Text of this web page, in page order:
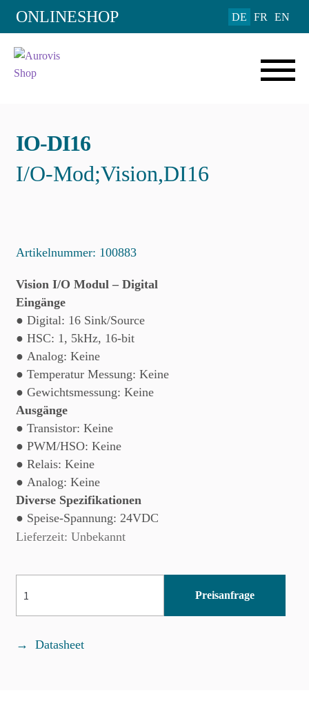
ONLINESHOP DE FR EN
IO-DI16
I/O-Mod;Vision,DI16
Add to Wishlist
Artikelnummer: 100883
Vision I/O Modul – Digital
Eingänge
● Digital: 16 Sink/Source
● HSC: 1, 5kHz, 16-bit
● Analog: Keine
● Temperatur Messung: Keine
● Gewichtsmessung: Keine
Ausgänge
● Transistor: Keine
● PWM/HSO: Keine
● Relais: Keine
● Analog: Keine
Diverse Spezifikationen
● Speise-Spannung: 24VDC
Lieferzeit: Unbekannt
DI16
Menge
Preisanfrage
Datasheet